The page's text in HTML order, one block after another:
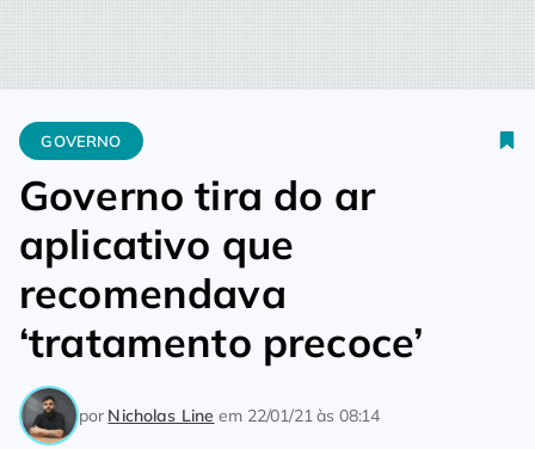
Home Governo Governo tira do ar aplicativo que
GOVERNO
Governo tira do ar
aplicativo que
recomendava
‘tratamento precoce’
por Nicholas Line em 22/01/21 às 08:14